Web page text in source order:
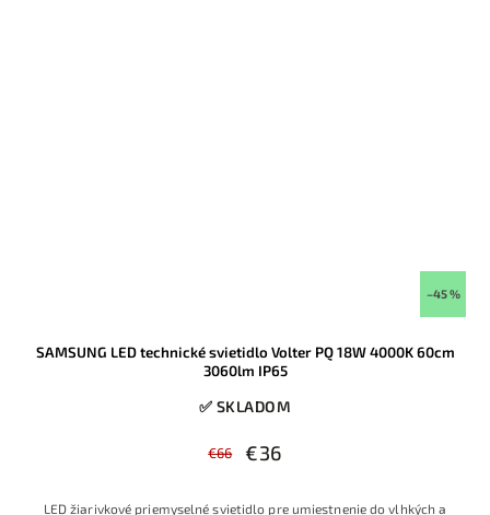
–45 %
SAMSUNG LED technické svietidlo Volter PQ 18W 4000K 60cm
3060lm IP65
✅ SKLADOM
€66 €36
LED žiarivkové priemyselné svietidlo pre umiestnenie do vlhkých a